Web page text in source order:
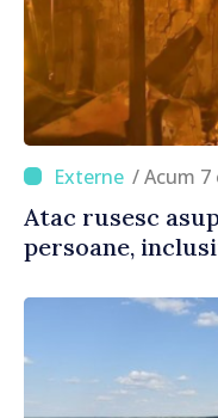
/ Acum
Atac rusesc
persoane,